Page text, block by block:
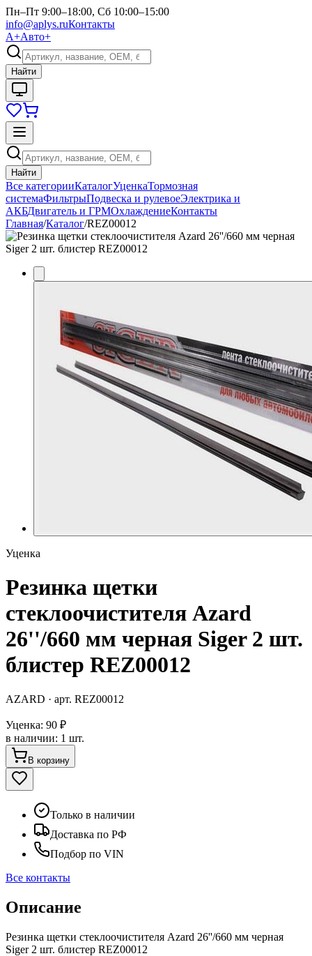
Пн–Пт 9:00–18:00, Сб 10:00–15:00
info@aplys.ruКонтакты
А+Авто+
Найти
Найти
Все категорииКаталогУценкаТормозная
системаФильтрыПодвеска и рулевоеЭлектрика и
АКБДвигатель и ГРМОхлаждениеКонтакты
Главная/Каталог/REZ00012
Уценка
Резинка щетки
стеклоочистителя Azard
26''/660 мм черная Siger 2 шт.
блистер REZ00012
AZARD · арт. REZ00012
Уценка: 90 ₽
в наличии: 1 шт.
В корзину
Только в наличии
Доставка по РФ
Подбор по VIN
Все контакты
Описание
Резинка щетки стеклоочистителя Azard 26''/660 мм черная
Siger 2 шт. блистер REZ00012